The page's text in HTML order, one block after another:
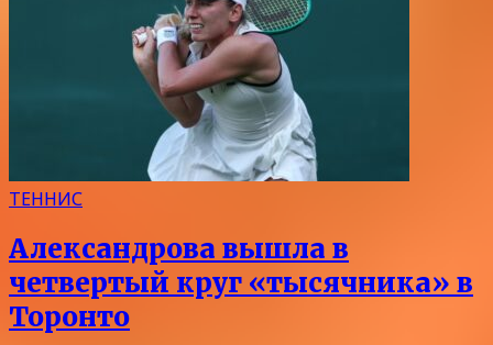
ТЕННИС
Александрова вышла в
четвертый круг «тысячника» в
Торонто